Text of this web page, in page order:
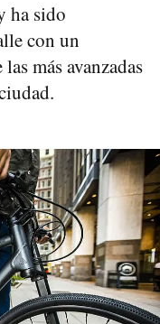
ha sido
con un
más avanzadas